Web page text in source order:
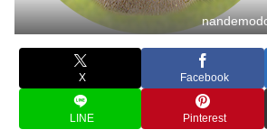
X Facebook
LINE Pinterest